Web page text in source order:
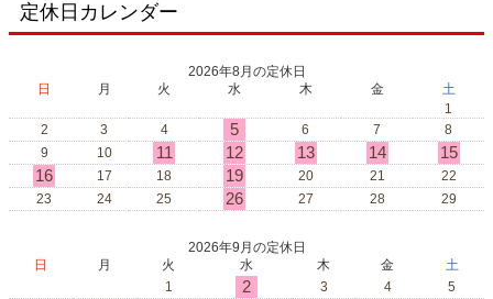
定休日カレンダー
2026年8月の定休日
日
月 火 水 木 金
土
1
2
3 4 5 6 7
8
9
10 11 12 13 14
15
16
17 18 19 20 21
22
23
24 25 26 27 28 29
2026年9月の定休日
日
月 火 水 木 金
土
1
2 3 4
5